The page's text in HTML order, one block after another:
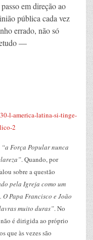
em direção ao
pública cada vez
errado, não só
—
l-america-latina-si-tinge-
2
“a Força Popular nunca
. Quando, por
sobre a questão
pela Igreja como um
O Papa Francisco e João
muito duras”. No
é dirigida ao próprio
que às vezes são